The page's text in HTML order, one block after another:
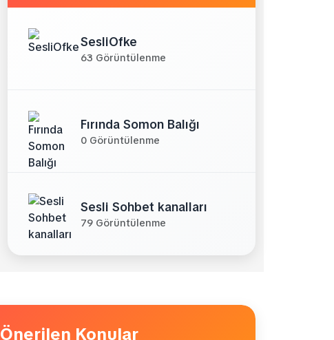
SesliOfke
63 Görüntülenme
Fırında Somon Balığı
0 Görüntülenme
Sesli Sohbet kanalları
79 Görüntülenme
Önerilen Konular